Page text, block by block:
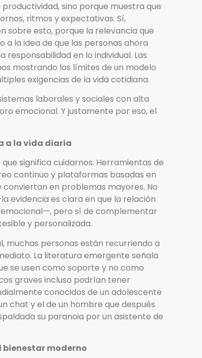
sino porque muestra que
ritmos y expectativas. Sí,
sobre esto, porque la relevancia que
la idea de que las personas ahora
responsabilidad en lo individual. Las
mostrando los límites de un modelo
exigencias de la vida cotidiana.
laborales y sociales con alta
emocional. Y justamente por eso, el
a la vida diaria
significa cuidarnos. Herramientas de
continuo y plataformas basadas en
en problemas mayores. No
evidencia es clara en que la relación
pero sí de complementar
y personalizada.
muchas personas están recurriendo a
La literatura emergente señala
se usen como soporte y no como
graves incluso podrían tener
conocidos de un adolescente
chat y el de un hombre que después
su paranoia por un asistente de
bienestar moderno